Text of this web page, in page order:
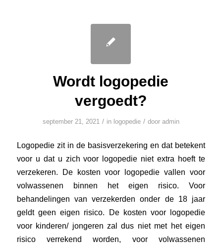
Wordt logopedie
vergoedt?
september 21, 2021 / in logopedie / door admin
Logopedie zit in de basisverzekering en dat betekent
voor u dat u zich voor logopedie niet extra hoeft te
verzekeren. De kosten voor logopedie vallen voor
volwassenen binnen het eigen risico. Voor
behandelingen van verzekerden onder de 18 jaar
geldt geen eigen risico. De kosten voor logopedie
voor kinderen/ jongeren zal dus niet met het eigen
risico verrekend worden, voor volwassenen